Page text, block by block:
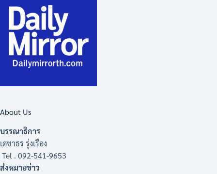
About Us
บรรณาธิการ
เดชาธร รุ่งเรือง
Tel . 092-541-9653
ส่งหมายข่าว